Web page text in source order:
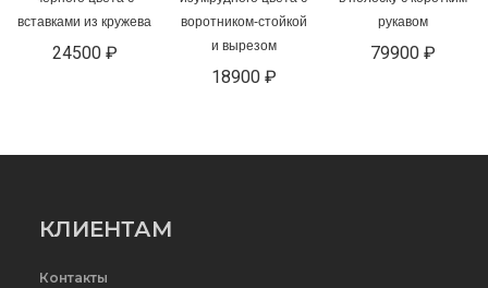
вставками из кружева
24500 ₽
воротником-стойкой
и вырезом
18900 ₽
рукавом
79900 ₽
КЛИЕНТАМ
Контакты